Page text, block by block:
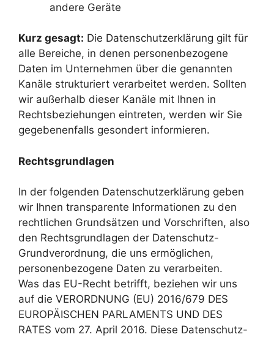
andere Geräte
Kurz gesagt: Die Datenschutzerklärung gilt für
alle Bereiche, in denen personenbezogene
Daten im Unternehmen über die genannten
Kanäle strukturiert verarbeitet werden. Sollten
wir außerhalb dieser Kanäle mit Ihnen in
Rechtsbeziehungen eintreten, werden wir Sie
gegebenenfalls gesondert informieren.
Rechtsgrundlagen
In der folgenden Datenschutzerklärung geben
wir Ihnen transparente Informationen zu den
rechtlichen Grundsätzen und Vorschriften, also
den Rechtsgrundlagen der Datenschutz-
Grundverordnung, die uns ermöglichen,
personenbezogene Daten zu verarbeiten.
Was das EU-Recht betrifft, beziehen wir uns
auf die VERORDNUNG (EU) 2016/679 DES
EUROPÄISCHEN PARLAMENTS UND DES
RATES vom 27. April 2016. Diese Datenschutz-